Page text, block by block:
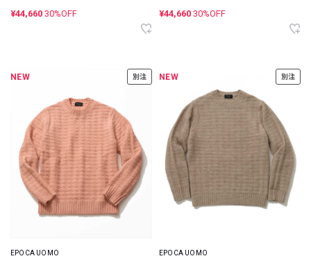
¥44,660 30%OFF ¥44,660 30%OFF
NEW 別注
EPOCA UOMO
NEW 別注
EPOCA UOMO